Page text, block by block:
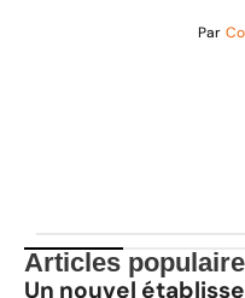
Par
Articles
Un nouvel